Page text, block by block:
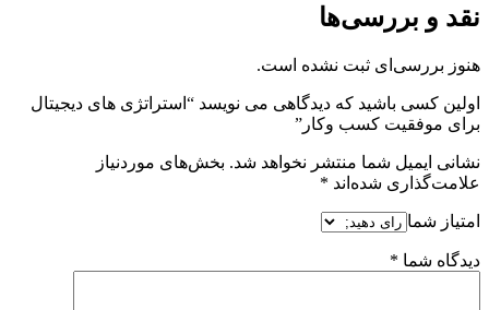
نقد و بررسی‌ها
هنوز بررسی‌ای ثبت نشده است.
اولین کسی باشید که دیدگاهی می نویسد “استراتژی های دیجیتال
برای موفقیت کسب وکار”
نشانی ایمیل شما منتشر نخواهد شد. بخش‌های موردنیاز
علامت‌گذاری شده‌اند *
امتیاز شما
دیدگاه شما *